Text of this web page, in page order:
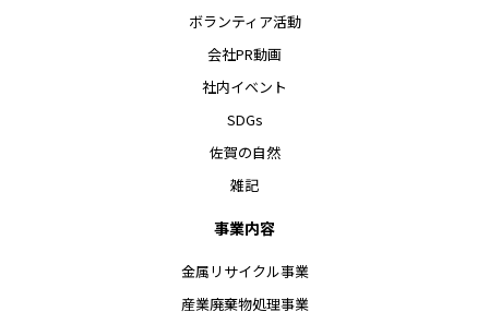
ボランティア活動
会社PR動画
社内イベント
SDGs
佐賀の自然
雑記
事業内容
金属リサイクル事業
産業廃棄物処理事業